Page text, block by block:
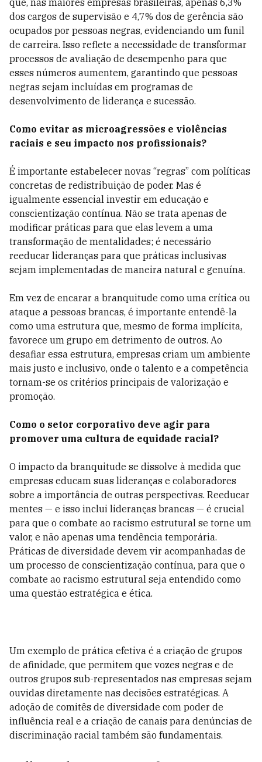
que, nas maiores empresas brasileiras, apenas 6,3%
dos cargos de supervisão e 4,7% dos de gerência são
ocupados por pessoas negras, evidenciando um funil
de carreira. Isso reflete a necessidade de transformar
processos de avaliação de desempenho para que
esses números aumentem, garantindo que pessoas
negras sejam incluídas em programas de
desenvolvimento de liderança e sucessão.
Como evitar as microagressões e violências
raciais e seu impacto nos profissionais?
É importante estabelecer novas “regras” com políticas
concretas de redistribuição de poder. Mas é
igualmente essencial investir em educação e
conscientização contínua. Não se trata apenas de
modificar práticas para que elas levem a uma
transformação de mentalidades; é necessário
reeducar lideranças para que práticas inclusivas
sejam implementadas de maneira natural e genuína.
Em vez de encarar a branquitude como uma crítica ou
ataque a pessoas brancas, é importante entendê-la
como uma estrutura que, mesmo de forma implícita,
favorece um grupo em detrimento de outros. Ao
desafiar essa estrutura, empresas criam um ambiente
mais justo e inclusivo, onde o talento e a competência
tornam-se os critérios principais de valorização e
promoção.
Como o setor corporativo deve agir para
promover uma cultura de equidade racial?
O impacto da branquitude se dissolve à medida que
empresas educam suas lideranças e colaboradores
sobre a importância de outras perspectivas. Reeducar
mentes — e isso inclui lideranças brancas — é crucial
para que o combate ao racismo estrutural se torne um
valor, e não apenas uma tendência temporária.
Práticas de diversidade devem vir acompanhadas de
um processo de conscientização contínua, para que o
combate ao racismo estrutural seja entendido como
uma questão estratégica e ética.
Um exemplo de prática efetiva é a criação de grupos
de afinidade, que permitem que vozes negras e de
outros grupos sub-representados nas empresas sejam
ouvidas diretamente nas decisões estratégicas. A
adoção de comitês de diversidade com poder de
influência real e a criação de canais para denúncias de
discriminação racial também são fundamentais.